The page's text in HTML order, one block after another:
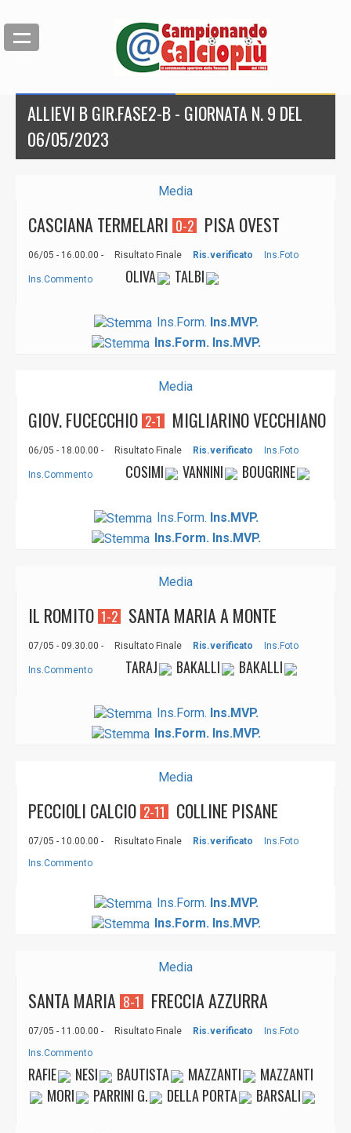
ALLIEVI B GIR.FASE2-B - GIORNATA N. 9 DEL
06/05/2023
Media
CASCIANA TERMELARI 0-2 PISA OVEST
06/05 - 16.00.00 - Risultato Finale Ris.verificato Ins.Foto
Ins.Commento OLIVA TALBI
Ins.Form. Ins.MVP.
Ins.Form. Ins.MVP.
Media
GIOV. FUCECCHIO 2-1 MIGLIARINO VECCHIANO
06/05 - 18.00.00 - Risultato Finale Ris.verificato Ins.Foto
Ins.Commento COSIMI VANNINI BOUGRINE
Ins.Form. Ins.MVP.
Ins.Form. Ins.MVP.
Media
IL ROMITO 1-2 SANTA MARIA A MONTE
07/05 - 09.30.00 - Risultato Finale Ris.verificato Ins.Foto
Ins.Commento TARAJ BAKALLI BAKALLI
Ins.Form. Ins.MVP.
Ins.Form. Ins.MVP.
Media
PECCIOLI CALCIO 2-11 COLLINE PISANE
07/05 - 10.00.00 - Risultato Finale Ris.verificato
Ins.Foto
Ins.Commento
Ins.Form. Ins.MVP.
Ins.Form. Ins.MVP.
Media
SANTA MARIA 8-1 FRECCIA AZZURRA
07/05 - 11.00.00 - Risultato Finale Ris.verificato
Ins.Foto
Ins.Commento
RAFIE NESI BAUTISTA MAZZANTI
MAZZANTI
MORI
PARRINI G. DELLA PORTA BARSALI